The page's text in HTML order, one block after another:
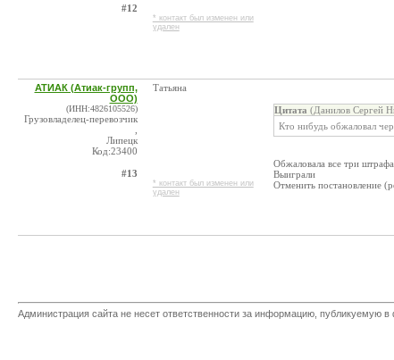
#12
* контакт был изменен или
удален
АТИАК (Атиак-групп,
ООО)
(ИНН:4826105526)
Грузовладелец-перевозчик
Липецк
Код:23400
#13
Татьяна
* контакт был изменен или
удален
Цитата (Данилов Сергей
Кто нибудь обжаловал
Обжаловала все три штрафа.
Выиграли
Отменить постановление
Администрация сайта не несет ответственности за информацию,